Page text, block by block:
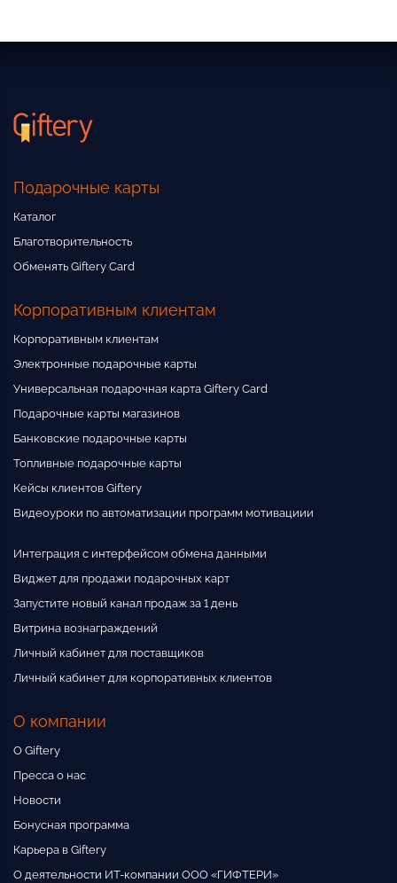
Подарочные карты
Каталог
Благотворительность
Обменять Giftery Card
Корпоративным клиентам
Корпоративным клиентам
Электронные подарочные карты
Универсальная подарочная карта Giftery Card
Подарочные карты магазинов
Банковские подарочные карты
Топливные подарочные карты
Кейсы клиентов Giftery
Видеоуроки по автоматизации программ мотивациии
Интеграция с интерфейсом обмена данными
Виджет для продажи подарочных карт
Запустите новый канал продаж за 1 день
Витрина вознаграждений
Личный кабинет для поставщиков
Личный кабинет для корпоративных клиентов
О компании
О Giftery
Пресса о нас
Новости
Бонусная программа
Карьера в Giftery
О деятельности ИТ-компании ООО «ГИФТЕРИ»